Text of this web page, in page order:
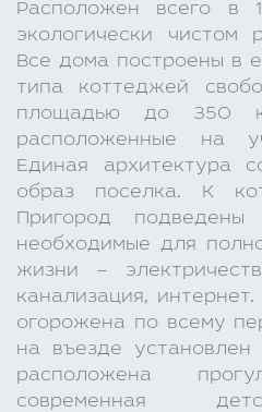
Расположен всего
экологически чистом
Все дома построены в
типа коттеджей
площадью до 350
расположенные на
Единая архитектура
образ поселка. К
Пригород подведены
необходимые для
жизни –
канализация,
огорожена по всему
на въезде
расположена
современная